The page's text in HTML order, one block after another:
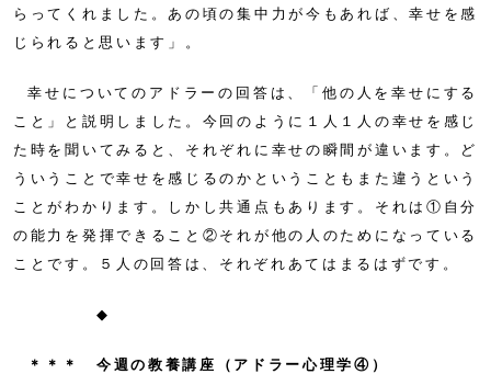
らってくれました。あの頃の集中力が今もあれば、幸せを感
じられると思います」。
幸せについてのアドラーの回答は、「他の人を幸せにする
こと」と説明しました。今回のように１人１人の幸せを感じ
た時を聞いてみると、それぞれに幸せの瞬間が違います。ど
ういうことで幸せを感じるのかということもまた違うという
ことがわかります。しかし共通点もあります。それは①自分
の能力を発揮できること②それが他の人のためになっている
ことです。５人の回答は、それぞれあてはまるはずです。
◆
＊＊＊ 今週の教養講座（アドラー心理学④）